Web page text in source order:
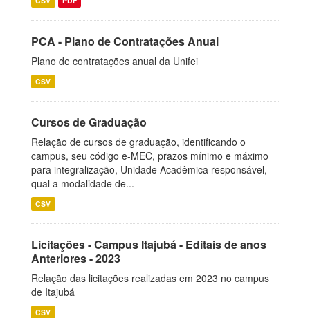
PCA - Plano de Contratações Anual
Plano de contratações anual da Unifei
CSV
Cursos de Graduação
Relação de cursos de graduação, identificando o
campus, seu código e-MEC, prazos mínimo e máximo
para integralização, Unidade Acadêmica responsável,
qual a modalidade de...
CSV
Licitações - Campus Itajubá - Editais de anos
Anteriores - 2023
Relação das licitações realizadas em 2023 no campus
de Itajubá
CSV